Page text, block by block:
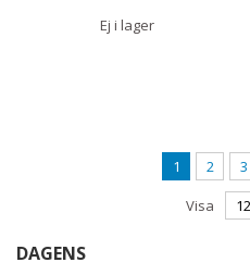
Ej i lager
Sida
You're
1 Sida
2 3
Visa
DAGENS